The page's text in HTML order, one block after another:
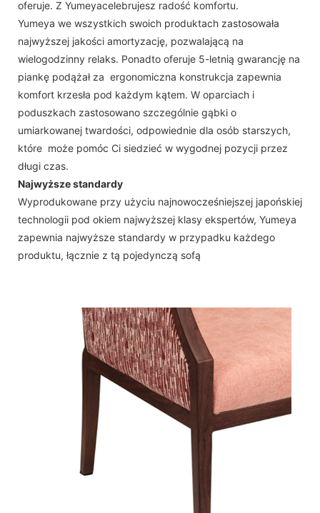
oferuje. Z Yumeyacelebrujesz radość komfortu.
Yumeya we wszystkich swoich produktach zastosowała
najwyższej jakości amortyzację, pozwalającą na
wielogodzinny relaks. Ponadto oferuje 5-letnią gwarancję na
piankę podążał za ergonomiczna konstrukcja zapewnia
komfort krzesła pod każdym kątem. W oparciach i
poduszkach zastosowano szczególnie gąbki o
umiarkowanej twardości, odpowiednie dla osób starszych,
które może pomóc Ci siedzieć w wygodnej pozycji przez
długi czas.
Najwyższe standardy
Wyprodukowane przy użyciu najnowocześniejszej japońskiej
technologii pod okiem najwyższej klasy ekspertów, Yumeya
zapewnia najwyższe standardy w przypadku każdego
produktu, łącznie z tą pojedynczą sofą